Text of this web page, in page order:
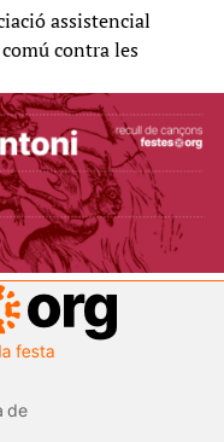
assistencial
contra les
de